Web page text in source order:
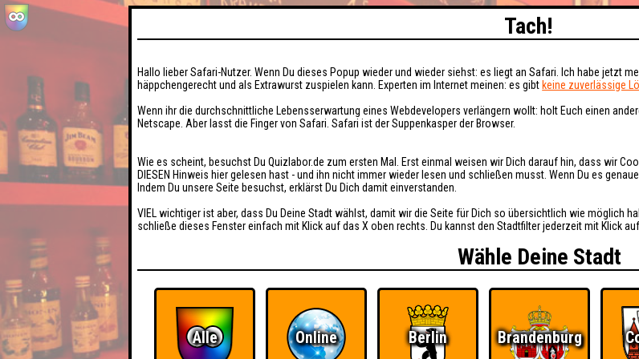
Tach!
Hallo lieber Safari-Nutzer. Wenn Du dieses Popup wieder und wieder siehst: es liegt an Safari. Ich habe jetzt
häppchengerecht und als Extrawurst zuspielen kann. Experten im Internet meinen: es gibt keine zuverlässige
Wenn ihr die durchschnittliche Lebensserwartung eines Webdevelopers verlängern wollt: holt Euch einen
Netscape. Aber lasst die Finger von Safari. Safari ist der Suppenkasper der Browser.
Wie es scheint, besuchst Du Quizlabor.de zum ersten Mal. Erst einmal weisen wir Dich darauf hin, dass wir
DIESEN Hinweis hier gelesen hast - und ihn nicht immer wieder lesen und schließen musst. Wenn Du es
Indem Du unsere Seite besuchst, erklärst Du Dich damit einverstanden.
VIEL wichtiger ist aber, dass Du Deine Stadt wählst, damit wir die Seite für Dich so übersichtlich wie möglich
schließe dieses Fenster einfach mit Klick auf das X oben rechts. Du kannst den Stadtfilter jederzeit mit Klick
Wähle Deine Stadt
Alle Online Berlin Brandenburg